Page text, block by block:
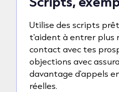
Utilise des scripts
t'aident à entrer plus
contact avec tes
objections avec
davantage d'appels
réelles.